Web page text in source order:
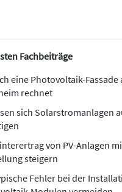
Fachbeiträge
eine Photovoltaik-Fassade
rechnet
sich Solarstromanlagen
von PV-Anlagen
steigern
Fehler bei der